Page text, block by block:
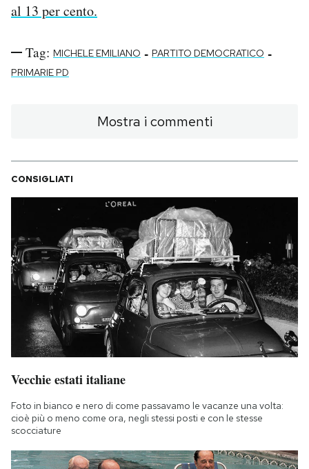
al 13 per cento.
Tag: MICHELE EMILIANO - PARTITO DEMOCRATICO -
PRIMARIE PD
Mostra i commenti
CONSIGLIATI
Vecchie estati italiane
Foto in bianco e nero di come passavamo le vacanze una volta:
cioè più o meno come ora, negli stessi posti e con le stesse
scocciature